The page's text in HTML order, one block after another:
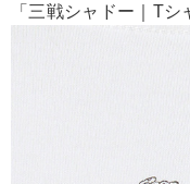
「三戦シャドー｜Tシ